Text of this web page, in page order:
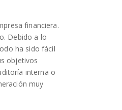
financiera.
Debido a lo
ha sido fácil
objetivos
interna o
muy